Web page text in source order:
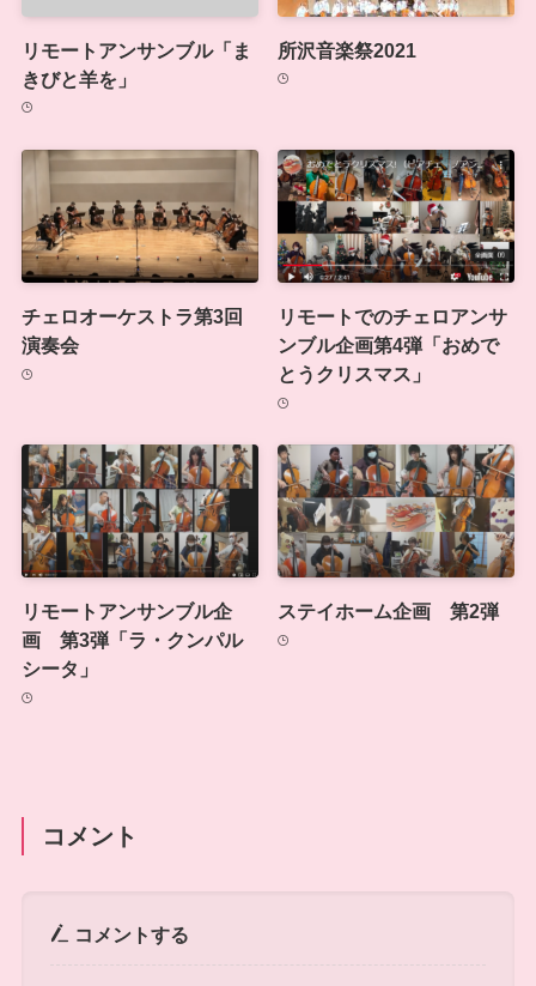
リモートアンサンブル「ま
きびと羊を」
所沢音楽祭2021
チェロオーケストラ第3回
演奏会
リモートでのチェロアンサ
ンブル企画第4弾「おめで
とうクリスマス」
リモートアンサンブル企
画 第3弾「ラ・クンパル
シータ」
ステイホーム企画 第2弾
コメント
コメントする